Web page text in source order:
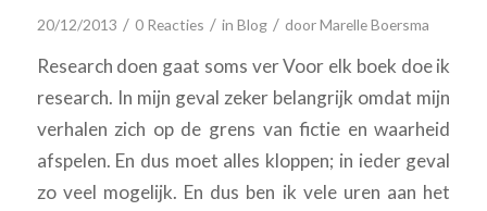
20/12/2013 / 0 Reacties / in Blog / doorMarelle Boersma
Research doen gaat soms ver Voor elk boek doe ik
research. In mijn geval zeker belangrijk omdat mijn
verhalen zich op de grens van fictie en waarheid
afspelen. En dus moet alles kloppen; in ieder geval
zo veel mogelijk. En dus ben ik vele uren aan het